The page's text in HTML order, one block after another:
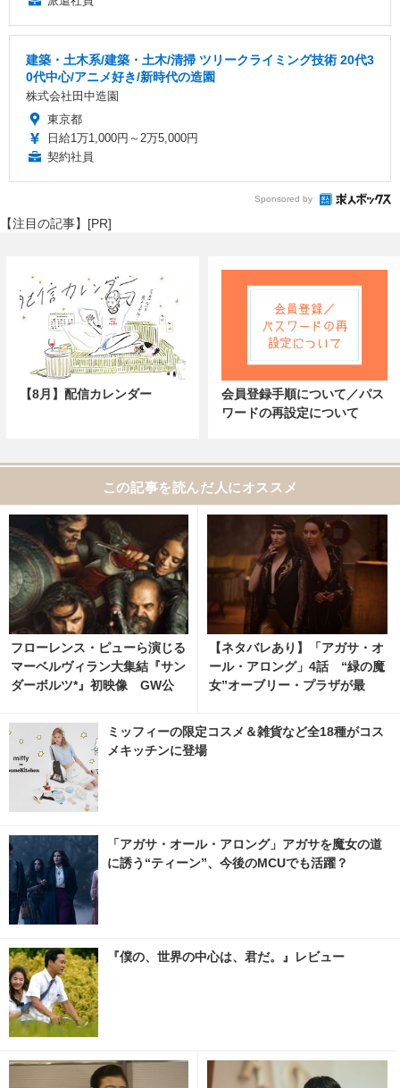
建築・土木系/建築・土木/清掃 ツリークライミング技術 20代3
0代中心/アニメ好き/新時代の造園
株式会社田中造園
東京都
日給1万1,000円～2万5,000円
契約社員
Sponsored by
【注目の記事】[PR]
【8月】配信カレンダー
会員登録手順について／パス
ワードの再設定について
この記事を読んだ人にオススメ
フローレンス・ピューら演じる
マーベルヴィラン大集結『サン
ダーボルツ*』初映像 GW公
【ネタバレあり】「アガサ・オ
ール・アロング」4話 “緑の魔
女”オーブリー・プラザが最
ミッフィーの限定コスメ＆雑貨など全18種がコス
メキッチンに登場
「アガサ・オール・アロング」アガサを魔女の道
に誘う“ティーン”、今後のMCUでも活躍？
『僕の、世界の中心は、君だ。』レビュー